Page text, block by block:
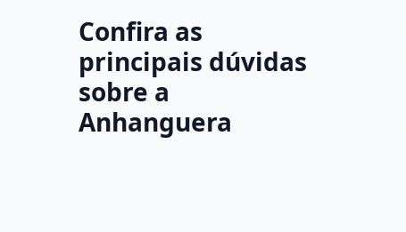
Confira as
principais dúvidas
sobre a
Anhanguera